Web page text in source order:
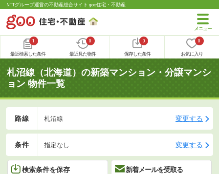
NTTグループ運営の不動産総合サイト goo住宅・不動産
1
最近検索した条件
0
最近見た物件
0
保存した条件
0
お気に入り
札沼線（北海道）の新築マンション・分譲マンシ
ョン 物件一覧
路線 札沼線 変更する
条件 指定なし 変更する
検索条件を保存 新着メールを受取る